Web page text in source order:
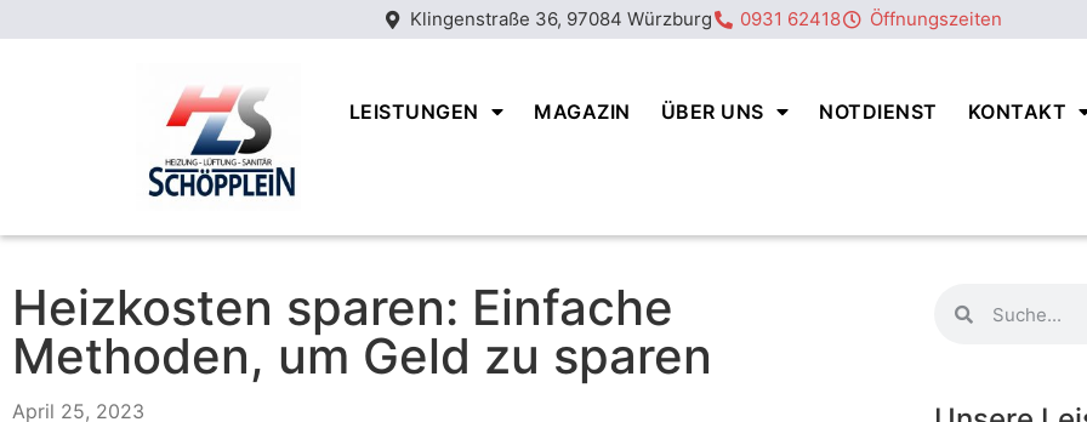
Klingenstraße 36, 97084 Würzburg 0931 62418 Öffnungszeiten
LEISTUNGEN MAGAZIN ÜBER UNS NOTDIENST KONTAKT
Heizkosten sparen: Einfache
Methoden, um Geld zu sparen
April 25, 2023